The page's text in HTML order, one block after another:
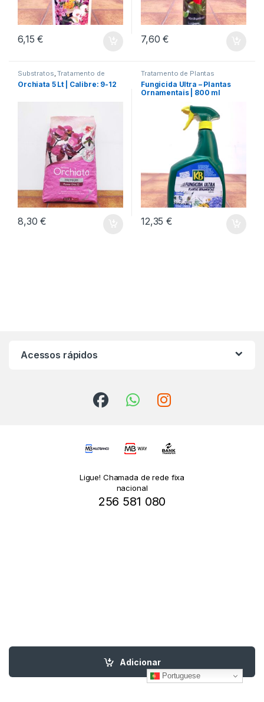
Adicionar
6,15€ 7,60€
Substratos,Tratamento de
Plantas
Orchiata 5 Lt | Calibre: 9-12
8,30€
Tratamento de Plantas
Fungicida Ultra – Plantas
Ornamentais | 800 ml
12,35€
Acessos rápidos
Ligue! Chamada de rede fixa
nacional
256 581 080
Portuguese